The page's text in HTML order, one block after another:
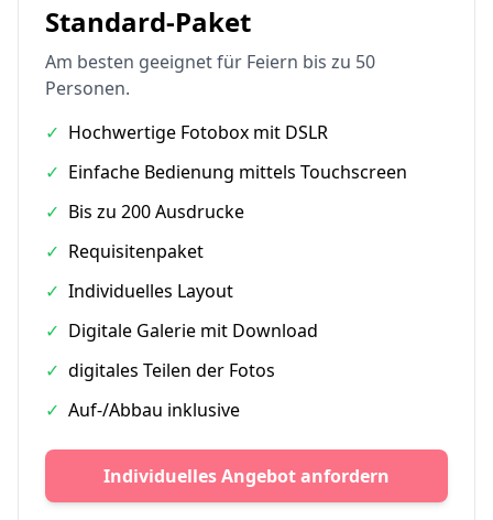
Standard-Paket
Am besten geeignet für Feiern bis zu 50
Personen.
✓ Hochwertige Fotobox mit DSLR
✓ Einfache Bedienung mittels Touchscreen
✓ Bis zu 200 Ausdrucke
✓ Requisitenpaket
✓ Individuelles Layout
✓ Digitale Galerie mit Download
✓ digitales Teilen der Fotos
✓ Auf-/Abbau inklusive
Individuelles Angebot anfordern